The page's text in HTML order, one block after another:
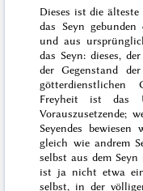
Dieses ist die
das Seyn
und aus
das Seyn: dieses,
der Gegenstand
götterdienstlichen
Freyheit ist das
Vorauszusetzende;
Seyendes
gleich wie andrem
selbst aus dem
ist ja nicht etwa ein
selbst, in der